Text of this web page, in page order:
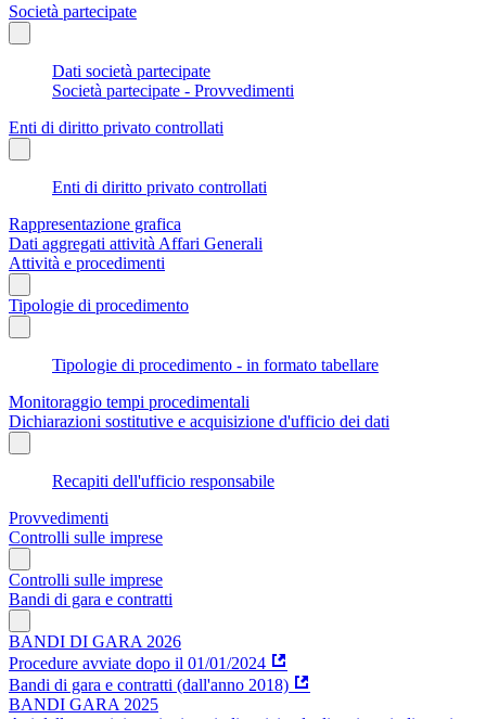
Società partecipate
Dati società partecipate
Società partecipate - Provvedimenti
Enti di diritto privato controllati
Enti di diritto privato controllati
Rappresentazione grafica
Dati aggregati attività Affari Generali
Attività e procedimenti
Tipologie di procedimento
Tipologie di procedimento - in formato tabellare
Monitoraggio tempi procedimentali
Dichiarazioni sostitutive e acquisizione d'ufficio dei dati
Recapiti dell'ufficio responsabile
Provvedimenti
Controlli sulle imprese
Controlli sulle imprese
Bandi di gara e contratti
BANDI DI GARA 2026
Procedure avviate dopo il 01/01/2024
Bandi di gara e contratti (dall'anno 2018)
BANDI GARA 2025